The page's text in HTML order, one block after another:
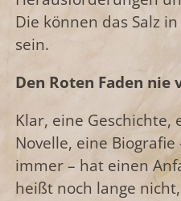
Die können das Salz
sein.
Den Roten Faden nie
Klar, eine Geschichte,
Novelle, eine
immer – hat einen
heißt noch lange